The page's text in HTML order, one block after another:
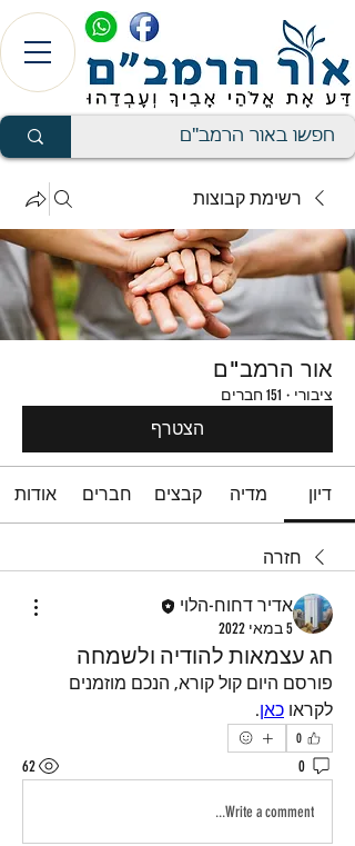
רשימת קבוצות
אור הרמב"ם
ציבורי · 151 חברים
הצטרף
דיון מדיה קבצים חברים אודות
חזרה
אדיר דחוח-הלוי
5 במאי 2022
חג עצמאות להודיה ולשמחה
לקראו כאן.
0
0
62
Write a comment...